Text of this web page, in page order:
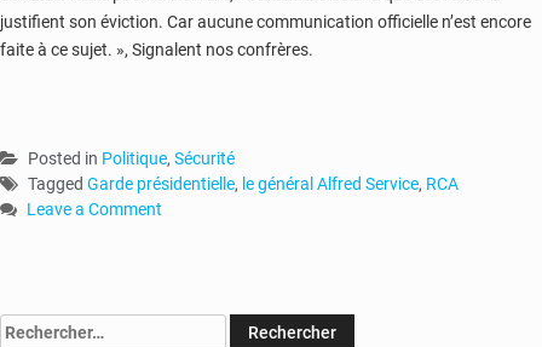
justifient son éviction. Car aucune communication officielle n’est encore
faite à ce sujet. », Signalent nos confrères.
Posted in Politique, Sécurité
Tagged Garde présidentielle, le général Alfred Service, RCA
Leave a Comment
le
général
Rechercher :